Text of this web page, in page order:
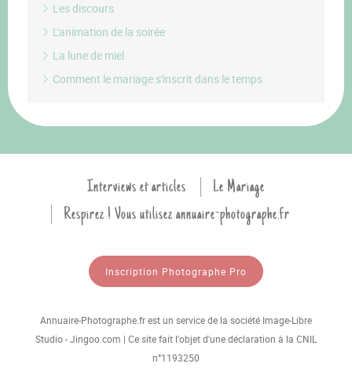
Les discours
L'animation de la soirée
La lune de miel
Comment le mariage s'inscrit dans le temps
Interviews et articles
Le Mariage
Respirez ! Vous utilisez annuaire-photographe.fr
Inscription Photographe Pro
Annuaire-Photographe.fr est un service de la société Image-Libre
Studio - Jingoo.com | Ce site fait l'objet d'une déclaration à la CNIL
n°1193250